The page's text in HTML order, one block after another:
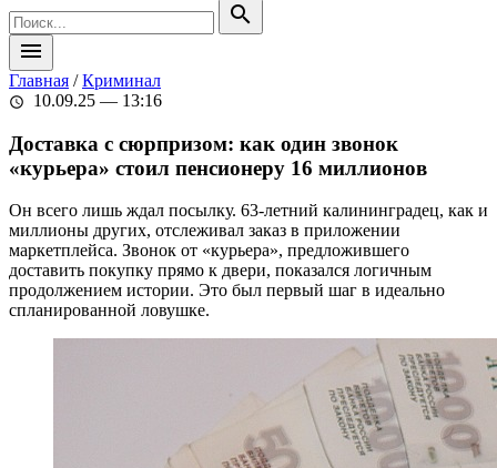
search
menu
Главная /Криминал
schedule 10.09.25 — 13:16
Доставка с сюрпризом: как один звонок
«курьера» стоил пенсионеру 16 миллионов
Он всего лишь ждал посылку. 63-летний калининградец, как и
миллионы других, отслеживал заказ в приложении
маркетплейса. Звонок от «курьера», предложившего
доставить покупку прямо к двери, показался логичным
продолжением истории. Это был первый шаг в идеально
спланированной ловушке.